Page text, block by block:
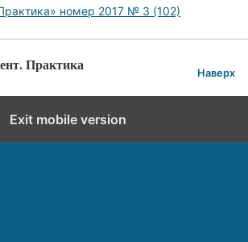
номер 2017 № 3 (102)
Практика Наверх
Exit mobile version